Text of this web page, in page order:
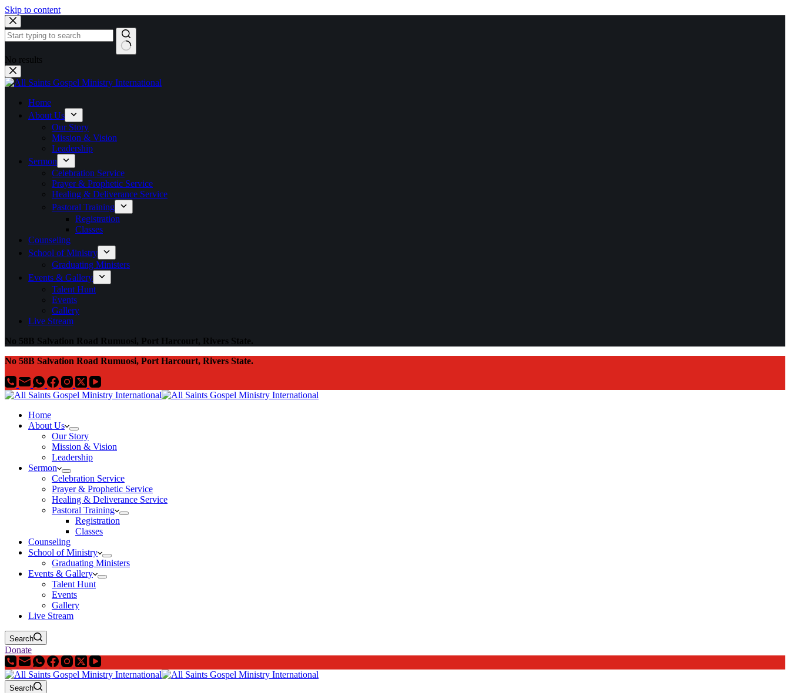
Skip to content
No results
Home
About Us
Our Story
Mission & Vision
Leadership
Sermon
Celebration Service
Prayer & Prophetic Service
Healing & Deliverance Service
Pastoral Training
Registration
Classes
Counseling
School of Ministry
Graduating Ministers
Events & Gallery
Talent Hunt
Events
Gallery
Live Stream
No 58B Salvation Road Rumuosi, Port Harcourt, Rivers State.
No 58B Salvation Road Rumuosi, Port Harcourt, Rivers State.
Home
About Us
Our Story
Mission & Vision
Leadership
Sermon
Celebration Service
Prayer & Prophetic Service
Healing & Deliverance Service
Pastoral Training
Registration
Classes
Counseling
School of Ministry
Graduating Ministers
Events & Gallery
Talent Hunt
Events
Gallery
Live Stream
Search
Donate
Search